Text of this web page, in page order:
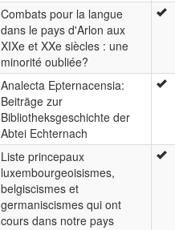
Combats pour la langue
dans le pays d'Arlon aux
XIXe et XXe siècles : une
minorité oubliée?
Analecta Epternacensia:
Beiträge zur
Bibliotheksgeschichte der
Abtei Echternach
Liste princepaux
luxembourgeoisismes,
belgiscismes et
germaniscismes qui ont
cours dans notre pays